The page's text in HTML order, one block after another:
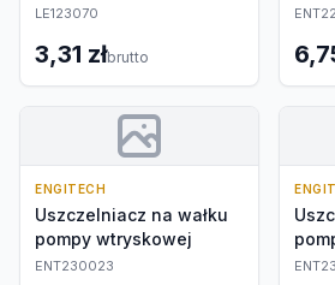
LE123070
3,31 złbrutto
ENGITECH
Uszczelniacz na wałku
pompy wtryskowej
ENT230023